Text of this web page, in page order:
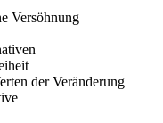
Versöhnung
der Veränderung